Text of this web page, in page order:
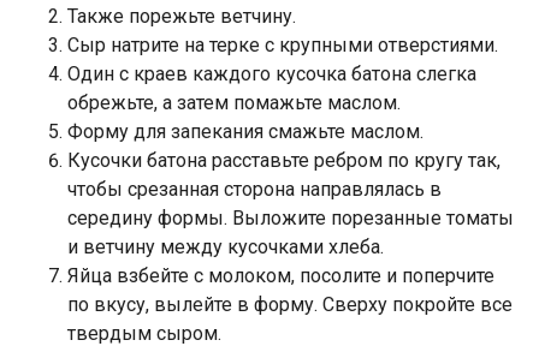
Также порежьте ветчину.
Сыр натрите на терке с крупными отверстиями.
Один с краев каждого кусочка батона слегка
обрежьте, а затем помажьте маслом.
Форму для запекания смажьте маслом.
Кусочки батона расставьте ребром по кругу так,
чтобы срезанная сторона направлялась в
середину формы. Выложите порезанные томаты
и ветчину между кусочками хлеба.
Яйца взбейте с молоком, посолите и поперчите
по вкусу, вылейте в форму. Сверху покройте все
твердым сыром.